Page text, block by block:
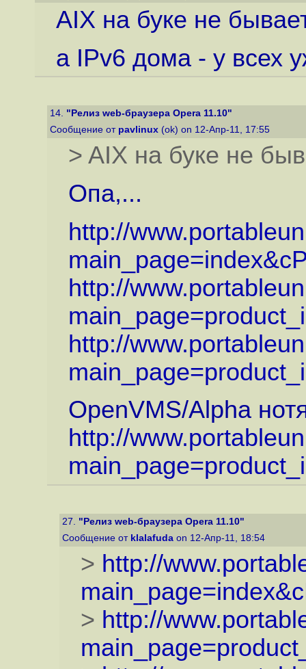
AIX на буке не
а IPv6 дома - у всех
14. "Релиз web-браузера Opera 11.10"
Сообщение от pavlinux (ok) on 12-Апр-11, 17:55
> AIX на буке не
Опа,...
http://
http://
http://
OpenVMS/Alpha
http://
27. "Релиз web-браузера Opera 11.10"
Сообщение от klalafuda on 12-Апр-11, 18:54
> http://
> http://